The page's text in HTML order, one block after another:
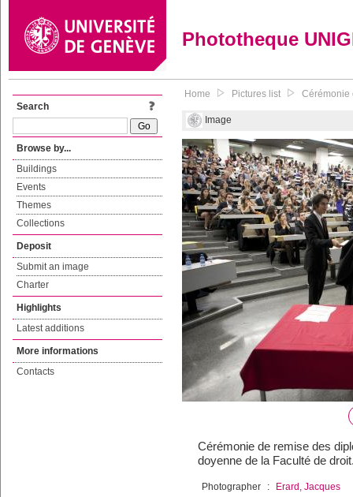
Phototheque
Search
Browse by...
Buildings
Events
Themes
Collections
Deposit
Submit an image
Charter
Highlights
Latest additions
More informations
Contacts
Home Pictures list Cérémonie
Image
Cérémonie de remise des
doyenne de la Faculté de
Photographer : Erard, Jacques